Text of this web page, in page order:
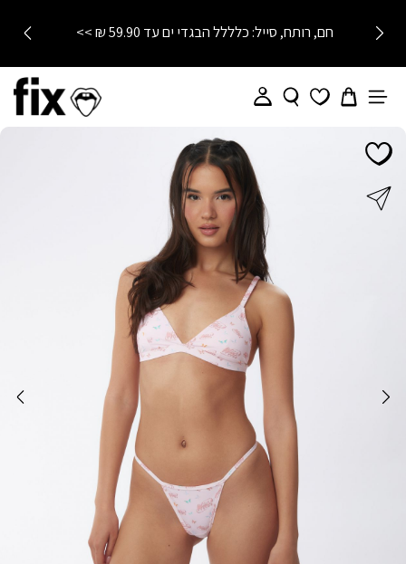
חם, רותח, סייל: כלללל הבגדי ים עד 59.90 ₪ >>